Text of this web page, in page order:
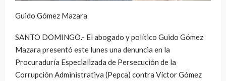
Guido Gómez Mazara
SANTO DOMINGO.- El abogado y político Guido Gómez
Mazara presentó este lunes una denuncia en la
Procuraduría Especializada de Persecución de la
Corrupción Administrativa (Pepca) contra Víctor Gómez